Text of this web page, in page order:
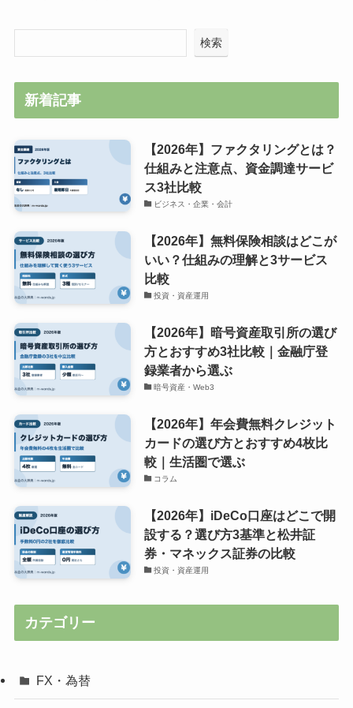
検索
新着記事
【2026年】ファクタリングとは？
仕組みと注意点、資金調達サービ
ス3社比較
ビジネス・企業・会計
【2026年】無料保険相談はどこが
いい？仕組みの理解と3サービス
比較
投資・資産運用
【2026年】暗号資産取引所の選び
方とおすすめ3社比較｜金融庁登
録業者から選ぶ
暗号資産・Web3
【2026年】年会費無料クレジット
カードの選び方とおすすめ4枚比
較｜生活圏で選ぶ
コラム
【2026年】iDeCo口座はどこで開
設する？選び方3基準と松井証
券・マネックス証券の比較
投資・資産運用
カテゴリー
FX・為替